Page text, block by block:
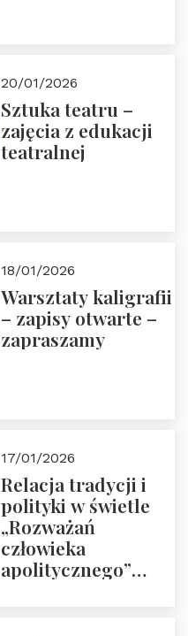
20/01/2026
Sztuka teatru –
zajęcia z edukacji
teatralnej
18/01/2026
Warsztaty kaligrafii
– zapisy otwarte –
zapraszamy
17/01/2026
Relacja tradycji i
polityki w świetle
„Rozważań
człowieka
apolitycznego”